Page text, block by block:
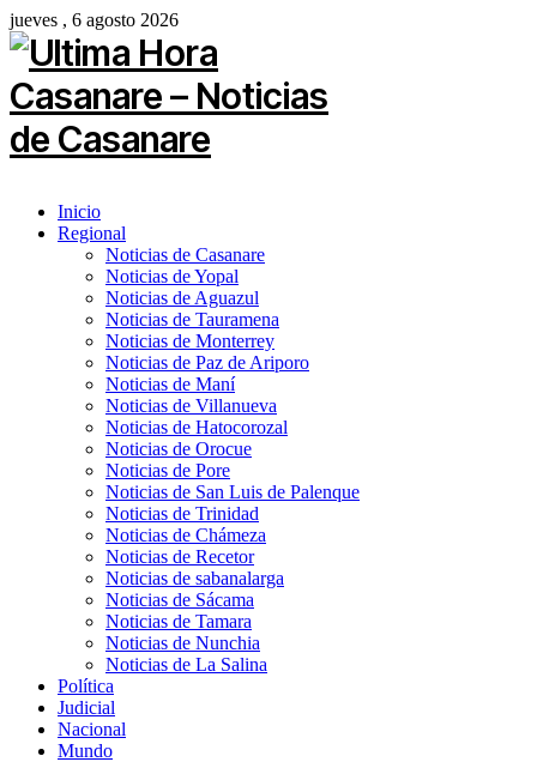
jueves , 6 agosto 2026
Inicio
Regional
Noticias de Casanare
Noticias de Yopal
Noticias de Aguazul
Noticias de Tauramena
Noticias de Monterrey
Noticias de Paz de Ariporo
Noticias de Maní
Noticias de Villanueva
Noticias de Hatocorozal
Noticias de Orocue
Noticias de Pore
Noticias de San Luis de Palenque
Noticias de Trinidad
Noticias de Chámeza
Noticias de Recetor
Noticias de sabanalarga
Noticias de Sácama
Noticias de Tamara
Noticias de Nunchia
Noticias de La Salina
Política
Judicial
Nacional
Mundo